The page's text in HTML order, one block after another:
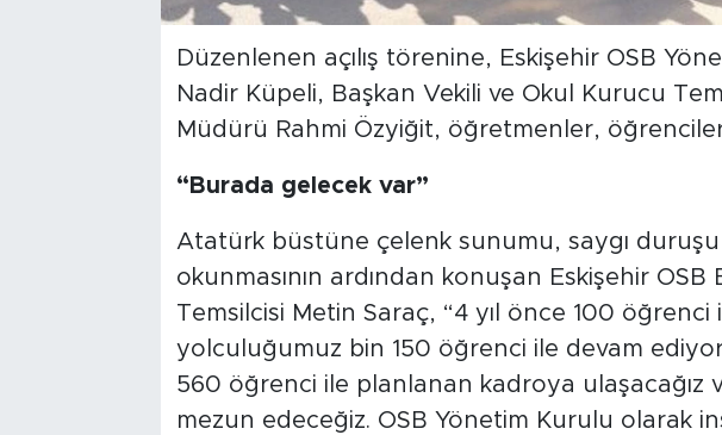
Düzenlenen açılış törenine, Eskişehir OSB
Nadir Küpeli, Başkan Vekili ve Okul Kurucu
Müdürü Rahmi Özyiğit, öğretmenler, öğrenciler
“Burada gelecek var”
Atatürk büstüne çelenk sunumu, saygı duruşu
okunmasının ardından konuşan Eskişehir OSB
Temsilcisi Metin Saraç, “4 yıl önce 100 öğrenci
yolculuğumuz bin 150 öğrenci ile devam
560 öğrenci ile planlanan kadroya ulaşacağız
mezun edeceğiz. OSB Yönetim Kurulu olarak